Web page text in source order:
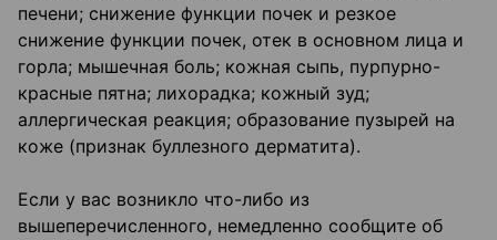
печени; снижение функции почек и резкое
снижение функции почек, отек в основном лица и
горла; мышечная боль; кожная сыпь, пурпурно-
красные пятна; лихорадка; кожный зуд;
аллергическая реакция; образование пузырей на
коже (признак буллезного дерматита).
Если у вас возникло что-либо из
вышеперечисленного, немедленно сообщите об